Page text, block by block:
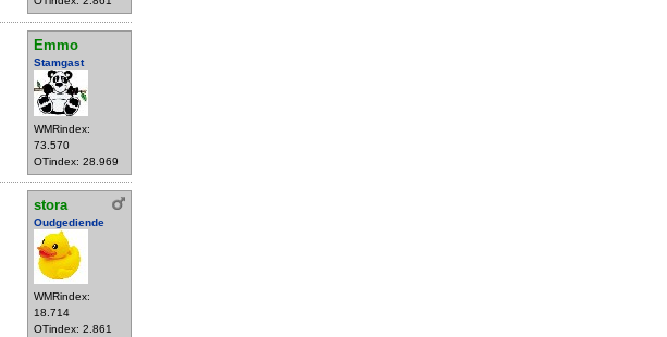
Emmo
Stamgast
WMRindex:
73.570
OTindex: 28.969
stora
Oudgediende
WMRindex:
18.714
OTindex: 2.861